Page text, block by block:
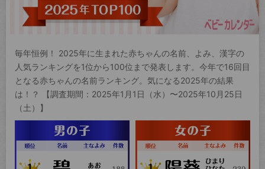
毎年恒例！ 2025年に生まれた赤ちゃんの名前、よみ、漢字の
人気ランキングを1位から100位まで発表します。今年で16回目
となる赤ちゃんの名前ランキング。気になる2025年の結果
は！？ 【調査期間：2025年1月1日（水）〜2025年10月25日
（土）】